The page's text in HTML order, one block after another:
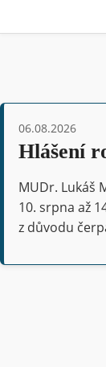
06.08.2026
Hlášení
MUDr. Lukáš
10. srpna až
z důvodu